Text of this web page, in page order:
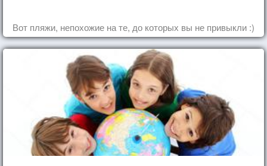
Вот пляжи, непохожие на те, до которых вы не привыкли :)